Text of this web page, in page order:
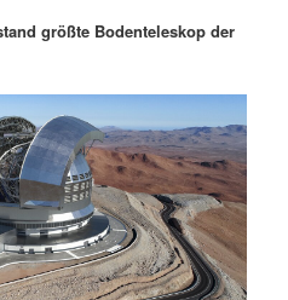
größte Bodenteleskop der